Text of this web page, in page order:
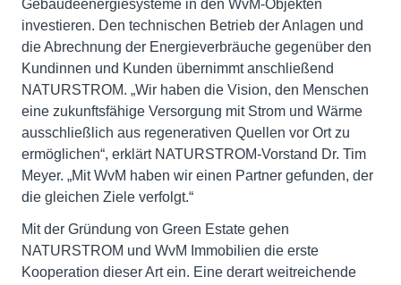
Gebäudeenergiesysteme in den WvM-Objekten
investieren. Den technischen Betrieb der Anlagen und
die Abrechnung der Energieverbräuche gegenüber den
Kundinnen und Kunden übernimmt anschließend
NATURSTROM. „Wir haben die Vision, den Menschen
eine zukunftsfähige Versorgung mit Strom und Wärme
ausschließlich aus regenerativen Quellen vor Ort zu
ermöglichen“, erklärt NATURSTROM-Vorstand Dr. Tim
Meyer. „Mit WvM haben wir einen Partner gefunden, der
die gleichen Ziele verfolgt.“
Mit der Gründung von Green Estate gehen
NATURSTROM und WvM Immobilien die erste
Kooperation dieser Art ein. Eine derart weitreichende